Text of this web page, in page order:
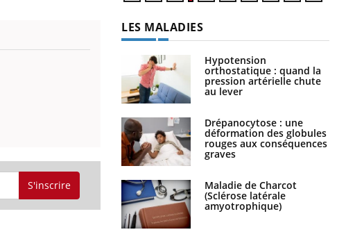
S'inscrire
LES MALADIES
Hypotension
orthostatique : quand la
pression artérielle chute
au lever
Drépanocytose : une
déformation des globules
rouges aux conséquences
graves
Maladie de Charcot
(Sclérose latérale
amyotrophique)